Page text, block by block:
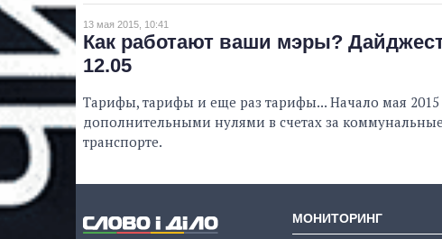
13 мая 2015, 10:41
Как работают ваши мэры?
12.05
Тарифы, тарифы и еще раз тарифы... Начало мая
дополнительными нулями в счетах за
транспорте.
МОНИТОРИНГ